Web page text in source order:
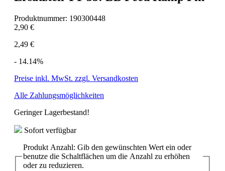
Produktnummer: 190300448
2,90 €
2,49 €
- 14.14%
Preise inkl. MwSt. zzgl. Versandkosten
Alle Zahlungsmöglichkeiten
Geringer Lagerbestand!
Sofort verfügbar
Produkt Anzahl: Gib den gewünschten Wert ein oder
benutze die Schaltflächen um die Anzahl zu erhöhen
oder zu reduzieren.